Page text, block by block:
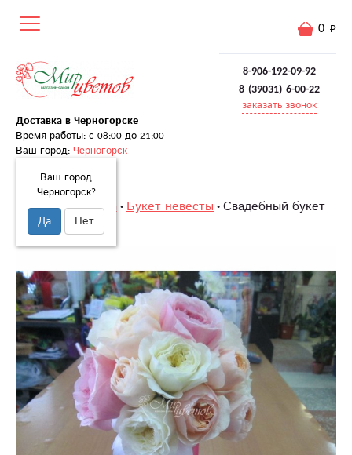
8-906-192-09-92
8 (39031) 6-00-22
заказать звонок
Доставка в Черногорске
Время работы: с 08:00 до 21:00
Ваш город: Черногорск
Ваш город
Черногорск?
Да Нет
0
Главная Свадьба Букет невесты Свадебный букет
«Свадьба весны»